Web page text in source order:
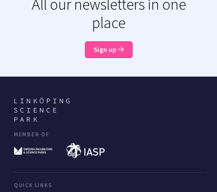
All our newsletters in one
place
Sign up
MEMBER OF
QUICK LINKS